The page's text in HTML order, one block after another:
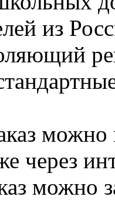
из
можно
через
можно